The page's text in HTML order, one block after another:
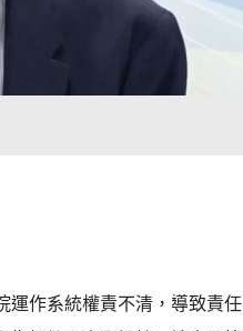
運作系統權責不清，導致責任